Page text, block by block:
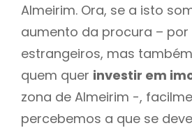
Almeirim. Ora, se a isto
aumento da procura –
estrangeiros, mas
quem quer investir em
zona de Almeirim -,
percebemos a que se